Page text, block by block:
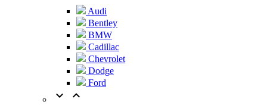
Audi
Bentley
BMW
Cadillac
Chevrolet
Dodge
Ford
 